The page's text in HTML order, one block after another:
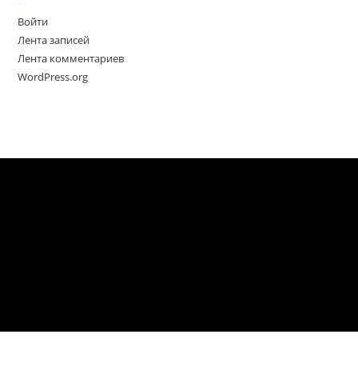
Войти
Лента записей
Лента комментариев
WordPress.org